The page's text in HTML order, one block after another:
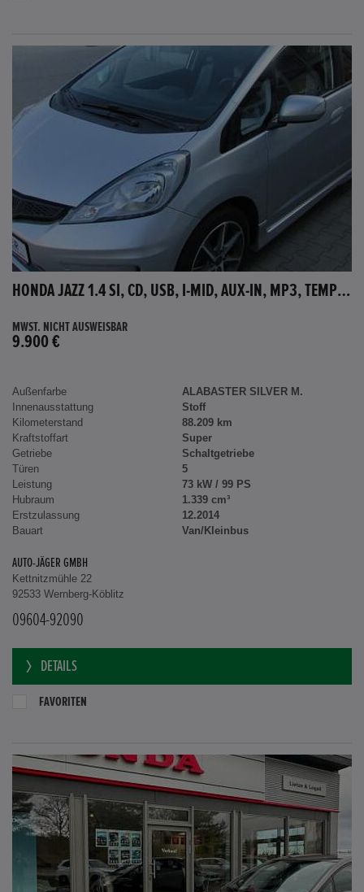
HONDA JAZZ 1.4 SI, CD, USB, I-MID, AUX-IN, MP3, TEMPOMAT
MWST. NICHT AUSWEISBAR
9.900 €
Außenfarbe
ALABASTER SILVER M.
Innenausstattung
Stoff
Kilometerstand
88.209 km
Kraftstoffart
Super
Getriebe
Schaltgetriebe
Türen
5
Leistung
73 kW / 99 PS
Hubraum
1.339 cm³
Erstzulassung
12.2014
Bauart
Van/Kleinbus
AUTO-JÄGER GMBH
Kettnitzmühle 22
92533 Wernberg-Köblitz
09604-92090
DETAILS
FAVORITEN